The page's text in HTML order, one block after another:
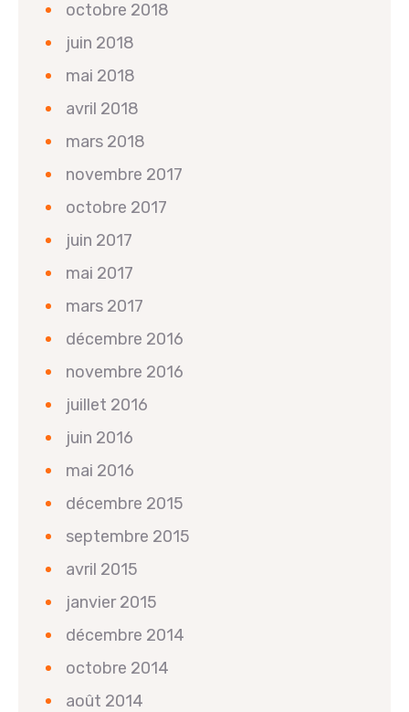
octobre 2018
juin 2018
mai 2018
avril 2018
mars 2018
novembre 2017
octobre 2017
juin 2017
mai 2017
mars 2017
décembre 2016
novembre 2016
juillet 2016
juin 2016
mai 2016
décembre 2015
septembre 2015
avril 2015
janvier 2015
décembre 2014
octobre 2014
août 2014